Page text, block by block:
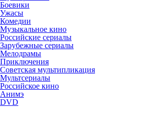
Боевики
Ужасы
Комедии
Музыкальное кино
Российские сериалы
Зарубежные сериалы
Мелодрамы
Приключения
Советская мультипликация
Мультсериалы
Российское кино
Анимэ
DVD